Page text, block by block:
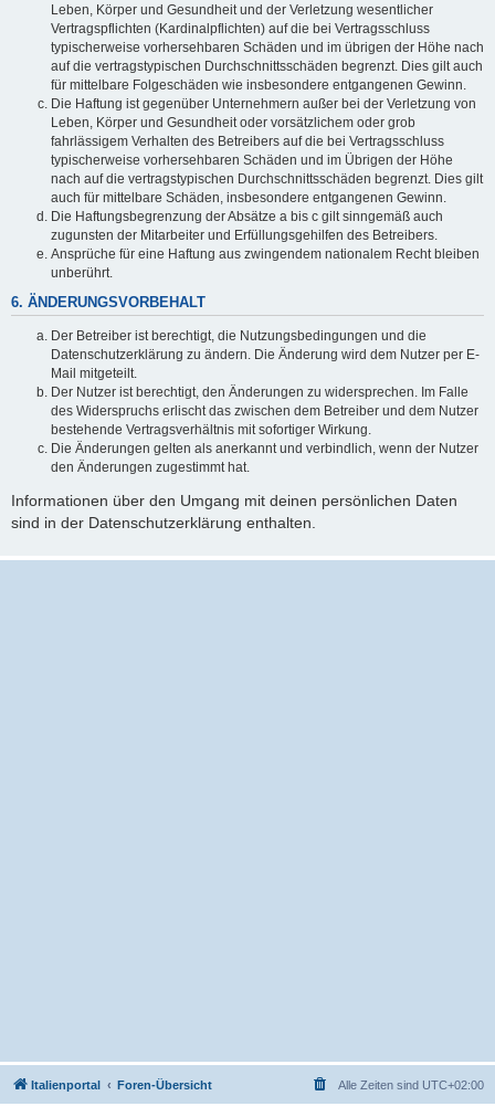
Leben, Körper und Gesundheit und der Verletzung wesentlicher
Vertragspflichten (Kardinalpflichten) auf die bei Vertragsschluss
typischerweise vorhersehbaren Schäden und im übrigen der Höhe nach
auf die vertragstypischen Durchschnittsschäden begrenzt. Dies gilt auch
für mittelbare Folgeschäden wie insbesondere entgangenen Gewinn.
Die Haftung ist gegenüber Unternehmern außer bei der Verletzung von
Leben, Körper und Gesundheit oder vorsätzlichem oder grob
fahrlässigem Verhalten des Betreibers auf die bei Vertragsschluss
typischerweise vorhersehbaren Schäden und im Übrigen der Höhe
nach auf die vertragstypischen Durchschnittsschäden begrenzt. Dies gilt
auch für mittelbare Schäden, insbesondere entgangenen Gewinn.
Die Haftungsbegrenzung der Absätze a bis c gilt sinngemäß auch
zugunsten der Mitarbeiter und Erfüllungsgehilfen des Betreibers.
Ansprüche für eine Haftung aus zwingendem nationalem Recht bleiben
unberührt.
6. ÄNDERUNGSVORBEHALT
Der Betreiber ist berechtigt, die Nutzungsbedingungen und die
Datenschutzerklärung zu ändern. Die Änderung wird dem Nutzer per E-
Mail mitgeteilt.
Der Nutzer ist berechtigt, den Änderungen zu widersprechen. Im Falle
des Widerspruchs erlischt das zwischen dem Betreiber und dem Nutzer
bestehende Vertragsverhältnis mit sofortiger Wirkung.
Die Änderungen gelten als anerkannt und verbindlich, wenn der Nutzer
den Änderungen zugestimmt hat.
Informationen über den Umgang mit deinen persönlichen Daten
sind in der Datenschutzerklärung enthalten.
Italienportal Foren-Übersicht Alle Zeiten sind UTC+02:00